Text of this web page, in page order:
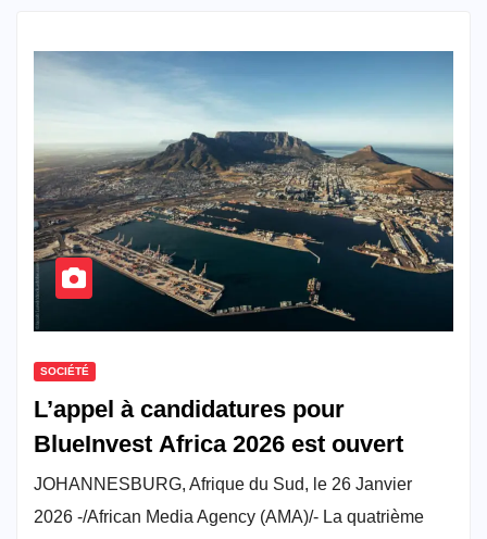
SOCIÉTÉ
L’appel à candidatures pour
BlueInvest Africa 2026 est ouvert
JOHANNESBURG, Afrique du Sud, le 26 Janvier
2026 -/African Media Agency (AMA)/- La quatrième